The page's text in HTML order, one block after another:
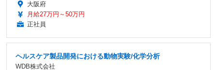
大阪府
月給27万円～50万円
正社員
ヘルスケア製品開発における動物実験/化学分析
WDB株式会社